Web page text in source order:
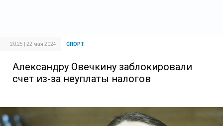
20:25 | 22 мая 2024 СПОРТ
Александру Овечкину заблокировали
счет из-за неуплаты налогов